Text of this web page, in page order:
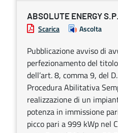
ABSOLUTE ENERGY
Scarica Ascolta
Pubblicazione avviso di
perfezionamento del
dell’art. 8, comma 9, del
Procedura Abilitativa
realizzazione di un
potenza in immissione
picco pari a 999 kWp nel